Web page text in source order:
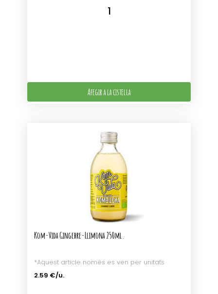
Afegir a la cistella
Kom-Vida Gingebre-Llimona 250ml.
*Aquest article només es ven per unitats
2.59 €/u.